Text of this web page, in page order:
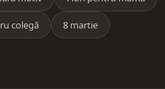
colegă 8 martie